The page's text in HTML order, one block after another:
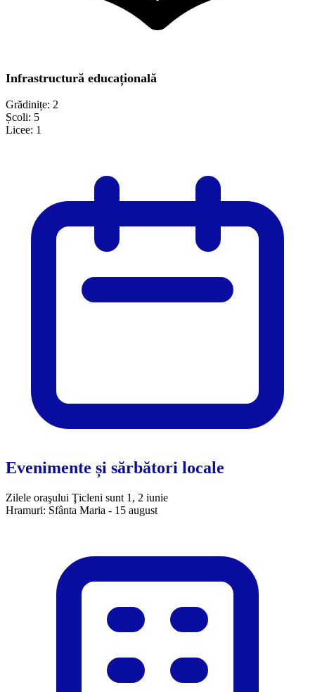
Infrastructură educațională
Grădinițe: 2
Școli: 5
Licee: 1
Evenimente și sărbători locale
Zilele oraşului Ţicleni sunt 1, 2 iunie
Hramuri: Sfânta Maria - 15 august